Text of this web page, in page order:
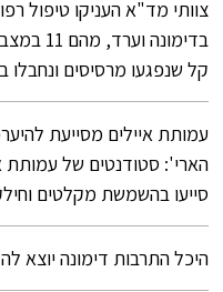
קל שנפגעו מרסיסים ונחבלו
עמותת איילים מסייעת
הארי': סטודנטים של עמותת
סייעו בהשמשת מקלטים
היכל התרבות דימונה יוצא